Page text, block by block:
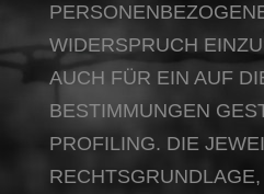
WIDERSPRUCH
AUCH FÜR EIN AUF
BESTIMMUNGEN
PROFILING. DIE